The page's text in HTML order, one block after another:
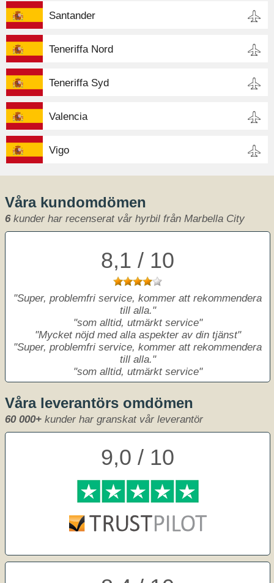
Santander
Teneriffa Nord
Teneriffa Syd
Valencia
Vigo
Våra kundomdömen
6kunder har recenserat vår hyrbil från Marbella City
8,1 / 10
Super, problemfri service, kommer att rekommendera
till alla.
som alltid, utmärkt service
Mycket nöjd med alla aspekter av din tjänst
Super, problemfri service, kommer att rekommendera
till alla.
som alltid, utmärkt service
Våra leverantörs omdömen
60 000+ kunder har granskat vår leverantör
9,0 / 10